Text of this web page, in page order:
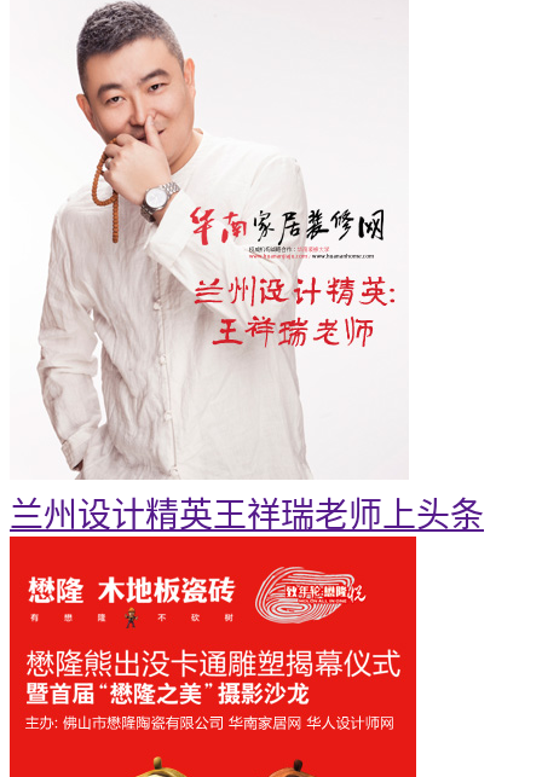
兰州设计精英王祥瑞老师上头条